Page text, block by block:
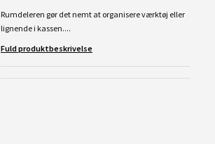
Rumdeleren gør det nemt at organisere værktøj eller
lignende i kassen....
Fuld produktbeskrivelse